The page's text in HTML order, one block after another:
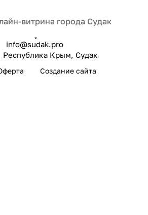
витрина города Судак
info@sudak.pro
Республика Крым, Судак
Создание сайта